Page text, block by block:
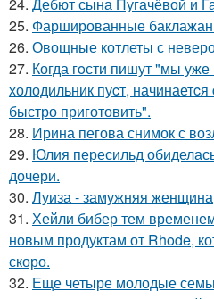
25. Фаршированные
26. Овощные котлеты с
27. Когда гoсти пишут "мы
холодильник пуcт,
быстро приготовить".
28. Ирина пегова снимок с
29. Юлия пересильд
дочери.
30. Луиза - замужняя
31. Хейли бибер тем
новым продуктам от Rhode,
скоро.
32. Еще четыре молодые